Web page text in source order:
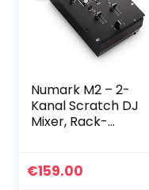
Numark M2 – 2-
Kanal Scratch DJ
Mixer, Rack-
Mikrofoneingang
€159.00